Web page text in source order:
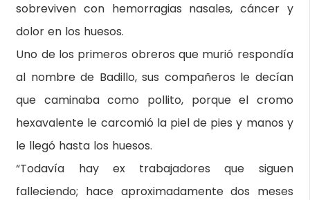
sobreviven con hemorragias nasales, cáncer y
dolor en los huesos.
Uno de los primeros obreros que murió respondía
al nombre de Badillo, sus compañeros le decían
que caminaba como pollito, porque el cromo
hexavalente le carcomió la piel de pies y manos y
le llegó hasta los huesos.
“Todavía hay ex trabajadores que siguen
falleciendo; hace aproximadamente dos meses